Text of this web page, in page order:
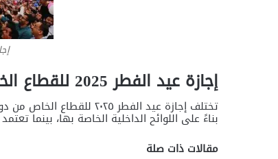
إجازة عيد الفطر 2025 للقطاع الخاص
تختلف إجازة عيد الفطر
بناءً على اللوائح الداخلية الخاصة بها، بينما
مقالات ذات صلة